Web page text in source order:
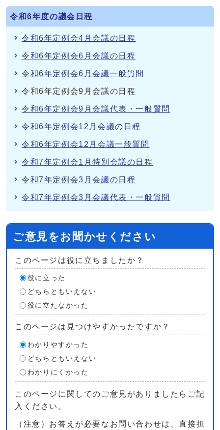
令和6年度の議会日程
令和6年定例会4月会議の日程
令和6年定例会6月会議の日程
令和6年定例会6月会議一般質問
令和6年定例会9月会議の日程
令和6年定例会9月会議代表・一般質問
令和6年定例会12月会議の日程
令和6年定例会12月会議一般質問
令和7年定例会1月特別会議の日程
令和7年定例会3月会議の日程
令和7年定例会3月会議代表・一般質問
ご意見をお聞かせください
このページは役に立ちましたか？
役に立った
どちらともいえない
役に立たなかった
このページは見つけやすかったですか？
わかりやすかった
どちらともいえない
わかりにくかった
このページに関してのご意見がありましたらご記
入ください。
（注意）お答えが必要なお問い合わせは、直接担